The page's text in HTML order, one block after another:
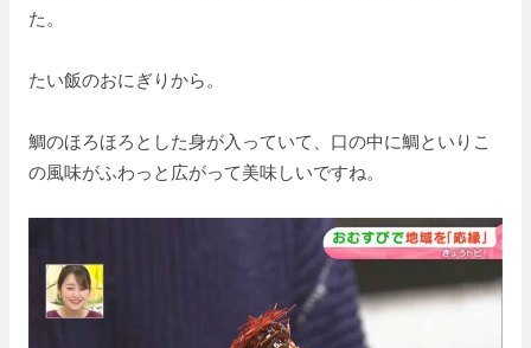
た。
たい飯のおにぎりから。
鯛のほろほろとした身が入っていて、口の中に鯛といりこ
の風味がふわっと広がって美味しいですね。